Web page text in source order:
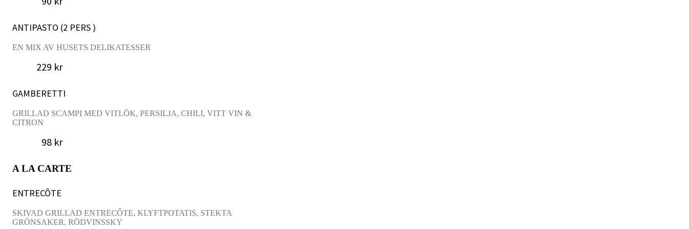
ANTIPASTO (2 PERS )
EN MIX AV HUSETS DELIKATESSER
229 kr
GAMBERETTI
GRILLAD SCAMPI MED VITLÖK, PERSILJA, CHILI, VITT VIN &
CITRON
98 kr
A LA CARTE
ENTRECÔTE
SKIVAD GRILLAD ENTRECÔTE, KLYFTPOTATIS, STEKTA
GRÖNSAKER, RÖDVINSSKY